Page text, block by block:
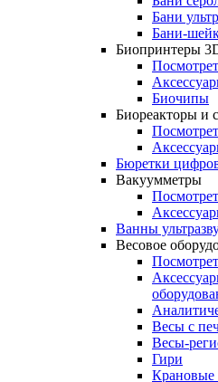
Бани
Бани-
Биопринтеры
Биочипы
Биореакторы и
Бюретки
Вакуумметры
Ванны
Весовое
Весы с
Весы-
Гири
Крановые